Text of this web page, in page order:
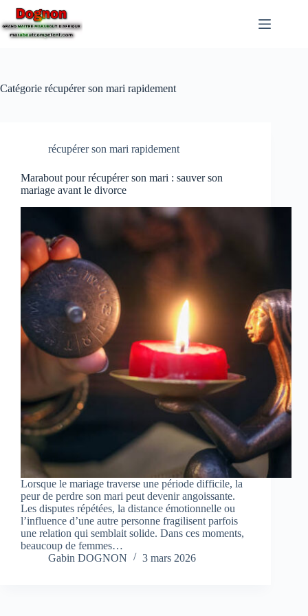
Catégorie récupérer son mari rapidement
récupérer son mari rapidement
Marabout pour récupérer son mari : sauver son
mariage avant le divorce
Lorsque le mariage traverse une période difficile, la
peur de perdre son mari peut devenir angoissante.
Les disputes répétées, la distance émotionnelle ou
l’influence d’une autre personne fragilisent parfois
une relation qui semblait solide. Dans ces moments,
beaucoup de femmes…
Gabin DOGNON
3 mars 2026